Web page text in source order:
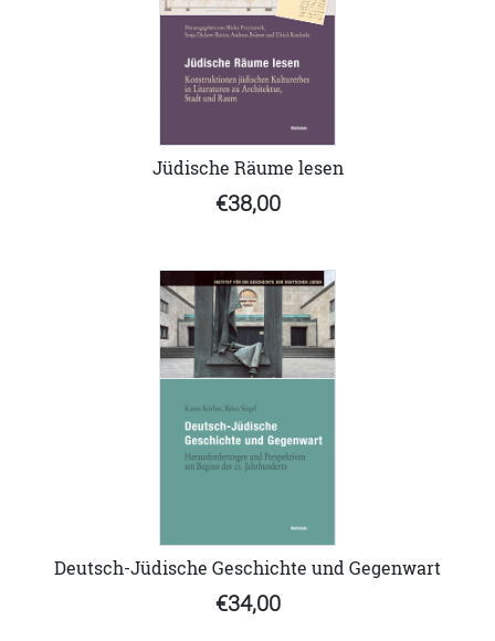
Jüdische Räume lesen
€38,00
Deutsch-Jüdische Geschichte und Gegenwart
€34,00